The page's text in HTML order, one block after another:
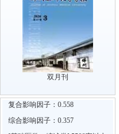
双月刊
复合影响因子：0.558
综合影响因子：0.357